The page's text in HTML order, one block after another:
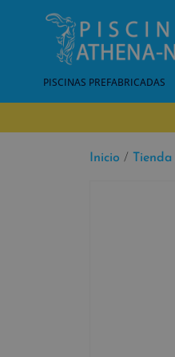
PISCINAS PREFABRICADAS
Inicio / Tienda